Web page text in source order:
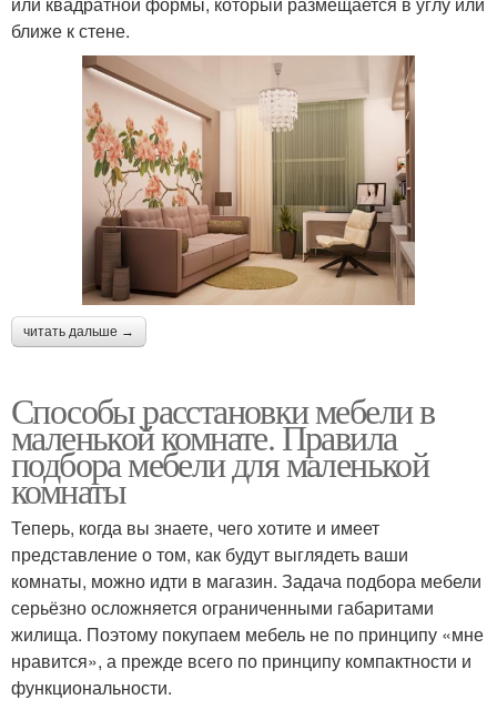
ближе к стене.
читать дальше →
Способы расстановки мебели в
маленькой комнате. Правила
подбора мебели для маленькой
комнаты
Теперь, когда вы знаете, чего хотите и имеет
представление о том, как будут выглядеть ваши
комнаты, можно идти в магазин. Задача подбора мебели
серьёзно осложняется ограниченными габаритами
жилища. Поэтому покупаем мебель не по принципу «мне
нравится», а прежде всего по принципу компактности и
функциональности.